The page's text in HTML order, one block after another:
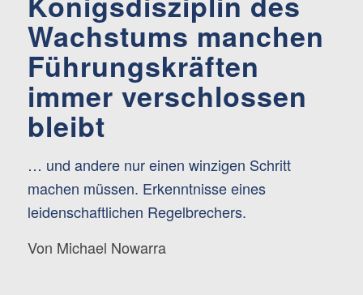
Wachstums manchen
Führungskräften
immer verschlossen
bleibt
… und andere nur einen winzigen Schritt
machen müssen. Erkenntnisse eines
leidenschaftlichen Regelbrechers.
Von Michael Nowarra